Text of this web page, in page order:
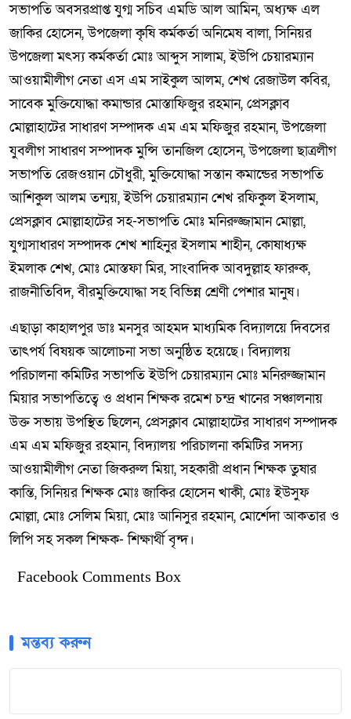
সভাপতি অবসরপ্রাপ্ত যুগ্ম সচিব এমডি আল আমিন, অধ্যক্ষ এল
জাকির হোসেন, উপজেলা কৃষি কর্মকর্তা অনিমেষ বালা, সিনিয়র
উপজেলা মৎস্য কর্মকর্তা মোঃ আব্দুস সালাম, ইউপি চেয়ারম্যান
আওয়ামীলীগ নেতা এস এম সাইকুল আলম, শেখ রেজাউল কবির,
সাবেক মুক্তিযোদ্ধা কমান্ডার মোস্তাফিজুর রহমান, প্রেসক্লাব
মোল্লাহাটের সাধারণ সম্পাদক এম এম মফিজুর রহমান, উপজেলা
যুবলীগ সাধারণ সম্পাদক মুন্সি তানজিল হোসেন, উপজেলা ছাত্রলীগ
সভাপতি রেজওয়ান চৌধুরী, মুক্তিযোদ্ধা সন্তান কমান্ডের সভাপতি
আশিকুল আলম তন্ময়, ইউপি চেয়ারম্যান শেখ রফিকুল ইসলাম,
প্রেসক্লাব মোল্লাহাটের সহ-সভাপতি মোঃ মনিরুজ্জামান মোল্লা,
যুগ্মসাধারণ সম্পাদক শেখ শাহিনুর ইসলাম শাহীন, কোষাধ্যক্ষ
ইমলাক শেখ, মোঃ মোস্তফা মির, সাংবাদিক আবদুল্লাহ ফারুক,
রাজনীতিবিদ, বীরমুক্তিযোদ্ধা সহ বিভিন্ন শ্রেণী পেশার মানুষ।
এছাড়া কাহালপুর ডাঃ মনসুর আহমদ মাধ্যমিক বিদ্যালয়ে দিবসের
তাৎপর্য বিষয়ক আলোচনা সভা অনুষ্ঠিত হয়েছে। বিদ্যালয়
পরিচালনা কমিটির সভাপতি ইউপি চেয়ারম্যান মোঃ মনিরুজ্জামান
মিয়ার সভাপতিত্বে ও প্রধান শিক্ষক রমেশ চন্দ্র খানের সঞ্চালনায়
উক্ত সভায় উপস্থিত ছিলেন, প্রেসক্লাব মোল্লাহাটের সাধারণ সম্পাদক
এম এম মফিজুর রহমান, বিদ্যালয় পরিচালনা কমিটির সদস্য
আওয়ামীলীগ নেতা জিকরুল মিয়া, সহকারী প্রধান শিক্ষক তুষার
কান্তি, সিনিয়র শিক্ষক মোঃ জাকির হোসেন খাকী, মোঃ ইউসুফ
মোল্লা, মোঃ সেলিম মিয়া, মোঃ আনিসুর রহমান, মোর্শেদা আকতার ও
লিপি সহ সকল শিক্ষক- শিক্ষার্থী বৃন্দ।
Facebook Comments Box
মন্তব্য করুন